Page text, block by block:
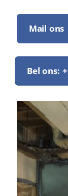
Mail ons
Bel ons: